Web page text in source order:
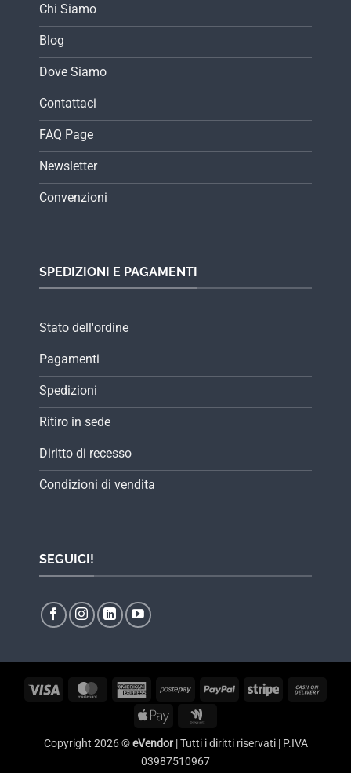
Chi Siamo
Blog
Dove Siamo
Contattaci
FAQ Page
Newsletter
Convenzioni
SPEDIZIONI E PAGAMENTI
Stato dell'ordine
Pagamenti
Spedizioni
Ritiro in sede
Diritto di recesso
Condizioni di vendita
SEGUICI!
Visa MasterCardAmericanPostepayPayPal Stripe
Apple
Copyright 2026 ©eVendor| Tutti i diritti riservati | P.IVA
03987510967